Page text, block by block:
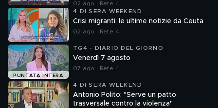
02 ago | Rete 4
4 DI SERA WEEKEND
Crisi migranti: le ultime notizie da Ceuta
02 ago | Rete 4
PUNTATA INTERA
TG4 - DIARIO DEL GIORNO
Venerdì 7 agosto
07 ago | Rete 4
4 DI SERA WEEKEND
Antonio Polito: "Serve un patto
trasversale contro la violenza"